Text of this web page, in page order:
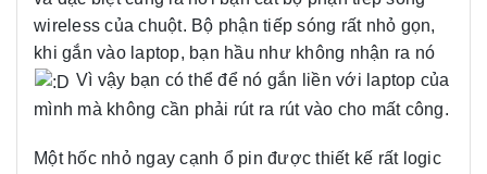
wireless của chuột. Bộ phận tiếp sóng rất nhỏ gọn,
khi gắn vào laptop, bạn hầu như không nhận ra nó
Vì vậy bạn có thể để nó gắn liền với laptop của
mình mà không cần phải rút ra rút vào cho mất công.
Một hốc nhỏ ngay cạnh ổ pin được thiết kế rất logic